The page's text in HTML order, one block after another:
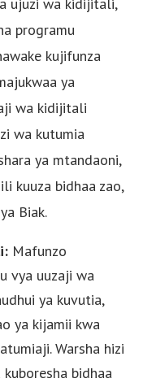
ujuzi wa kidijitali,
programu
kujifunza
ya
wa kidijitali
wa kutumia
ya mtandaoni,
kuuza bidhaa zao,
Biak.
Mafunzo
vya uuzaji wa
ya kuvutia,
ya kijamii kwa
Warsha hizi
bidhaa